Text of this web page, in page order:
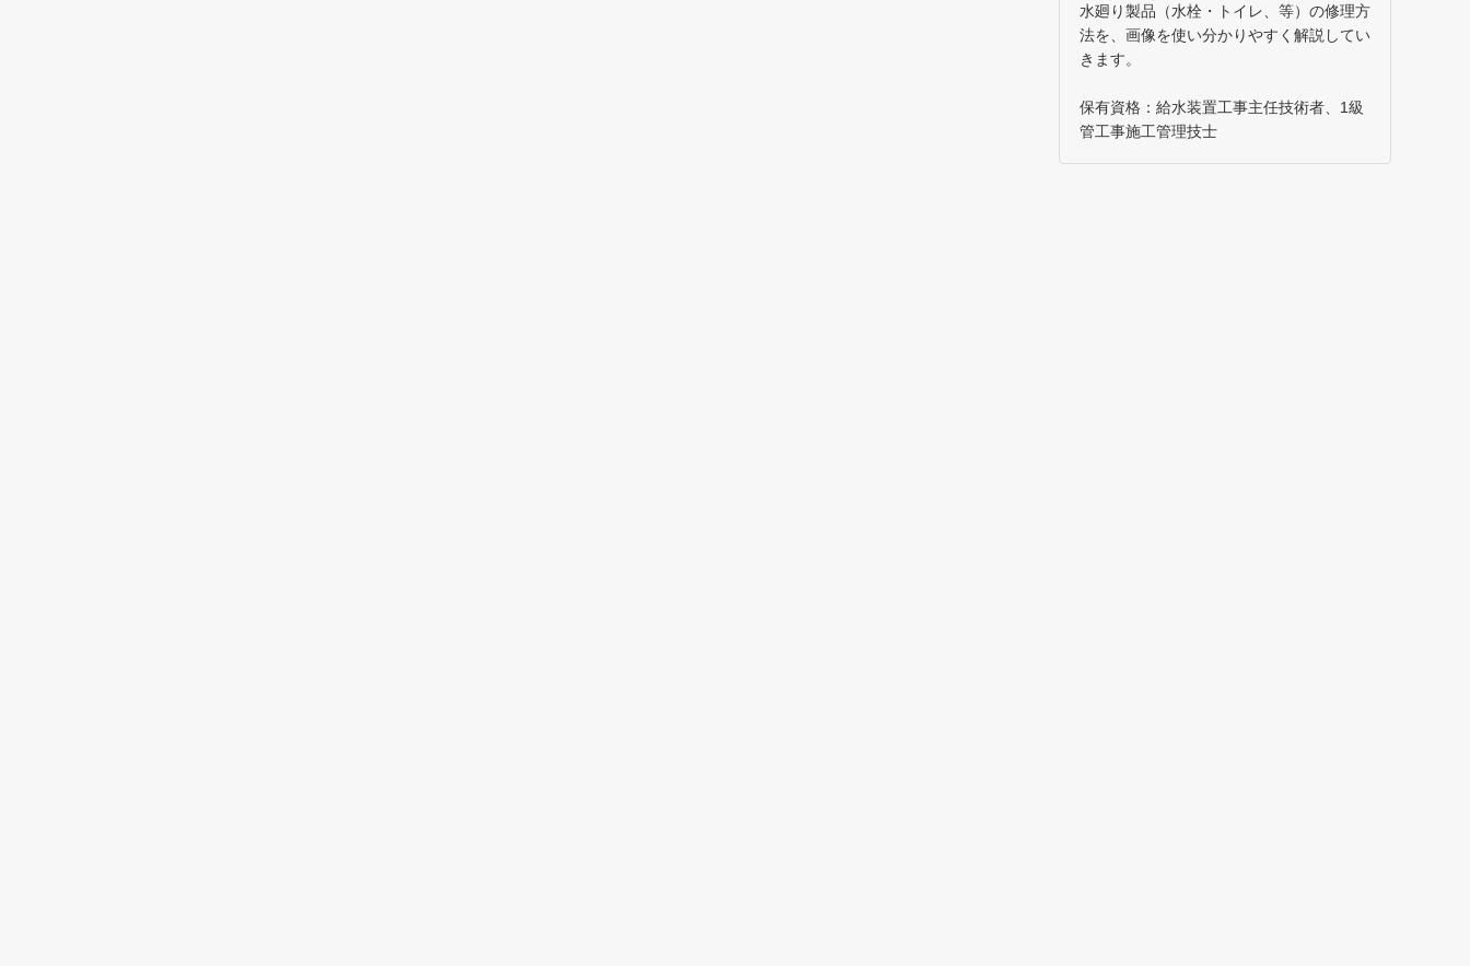
水廻り製品（水栓・トイレ、等）の修理方
法を、画像を使い分かりやすく解説してい
きます。
保有資格：給水装置工事主任技術者、1級
管工事施工管理技士